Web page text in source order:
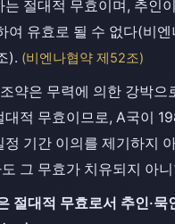
는 절대적 무효이며, 추인
여 유효로 될 수 없다(비
). (비엔나협약 제52조)
약은 무력에 의한 강박으
대적 무효이므로, A국이
정 기간 이의를 제기하지
그 무효가 치유되지 아
절대적 무효로서 추인·묵